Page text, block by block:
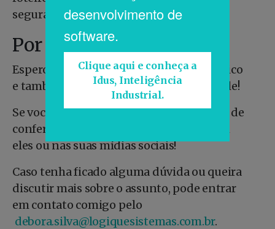
segurança e tecnologias necessárias.
Por fim...
Espero que tenha curtido nosso infográfico
e também tenha aprendido muito com ele!
Se você acha que seus amigos irão gostar de
conferir esse conteúdo, compartilha com
eles ou nas suas mídias sociais!
Caso tenha ficado alguma dúvida ou queira
discutir mais sobre o assunto, pode entrar
em contato comigo pelo
debora.silva@logiquesistemas.com.br.
desenvolvimento de
software.
Clique aqui e conheça a
Idus, Inteligência
Industrial.